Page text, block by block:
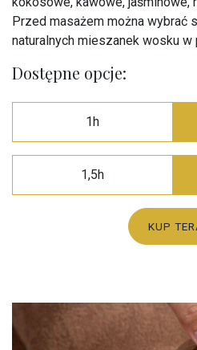
Przed masażem można wybrać
naturalnych mieszanek wosku w
Dostępne opcje:
1h
1,5h
KUP